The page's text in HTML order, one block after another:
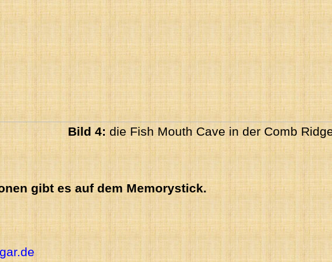
Bild 4:die Fish Mouth Cave in der Comb
gibt es auf dem Memorystick.